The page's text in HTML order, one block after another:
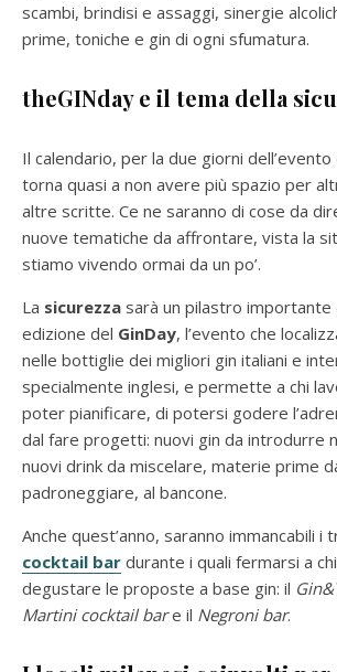
scambi, brindisi e assaggi, sinergie
prime, toniche e gin di ogni sfumatura.
theGINday e il tema della
Il calendario, per la due giorni
torna quasi a non avere più spazio per
altre scritte. Ce ne saranno di cose da
nuove tematiche da affrontare, vista la
stiamo vivendo ormai da un po’.
La sicurezza sarà un pilastro importante
edizione del GinDay, l’evento che
nelle bottiglie dei migliori gin italiani e
specialmente inglesi, e permette a chi
poter pianificare, di potersi godere
dal fare progetti: nuovi gin da introdurre
nuovi drink da miscelare, materie prime
padroneggiare, al bancone.
Anche quest’anno, saranno immancabili i
cocktail bar durante i quali fermarsi a
degustare le proposte a base gin: il
Martini cocktail bare il Negroni bar.